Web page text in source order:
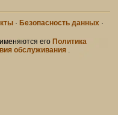
· Безопасность данных ·
его Политика
обслуживания.